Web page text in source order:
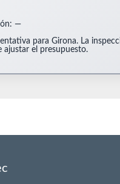
—
para Girona. La
ajustar el presupuesto.